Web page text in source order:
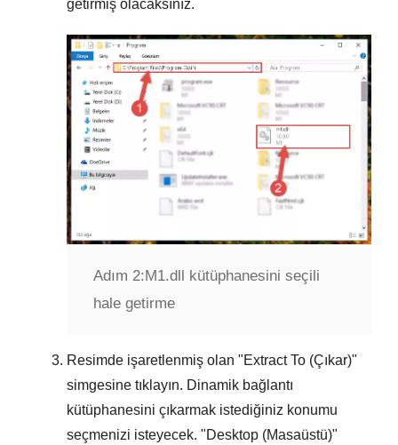
getirmiş olacaksınız.
Adım 2:M1.dll kütüphanesini seçili
hale getirme
Resimde işaretlenmiş olan "Extract To (Çıkar)"
simgesine tıklayın. Dinamik bağlantı
kütüphanesini çıkarmak istediğiniz konumu
seçmenizi isteyecek. "Desktop (Masaüstü)"